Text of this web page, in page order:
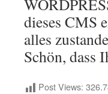
dieses CMS
alles
Schön, dass
Post Views: